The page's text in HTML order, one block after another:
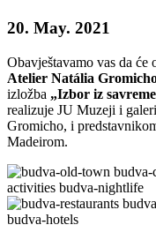
20. May. 2021
Obavještavamo vas da će
Atelier Natália
izložba „Izbor iz
realizuje JU Muzeji i
Gromicho, i
Madeirom.